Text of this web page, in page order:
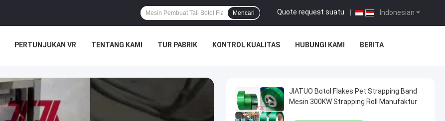
Indonesian
Quote request suatu
Mencari
PERTUNJUKAN VR TENTANG KAMI TUR PABRIK KONTROL KUALITAS HUBUNGI KAMI BERITA
JIATUO Botol Flakes Pet Strapping Band
Mesin 300KW Strapping Roll Manufaktur